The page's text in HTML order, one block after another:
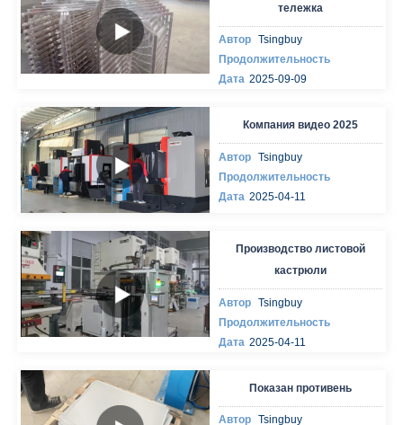
тележка
Автор Tsingbuy
Продолжительность
Дата 2025-09-09
Компания видео 2025
Автор Tsingbuy
Продолжительность
Дата 2025-04-11
Производство листовой
кастрюли
Автор Tsingbuy
Продолжительность
Дата 2025-04-11
Показан противень
Автор Tsingbuy